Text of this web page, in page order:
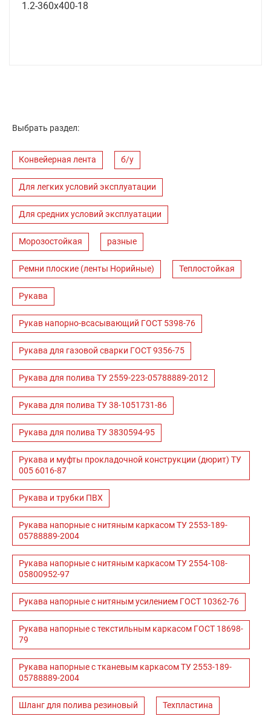
1.2-360х400-18
Выбрать раздел:
Конвейерная лента б/у
Для легких условий эксплуатации
Для средних условий эксплуатации
Морозостойкая разные
Ремни плоские (ленты Норийные) Теплостойкая
Рукава
Рукав напорно-всасывающий ГОСТ 5398-76
Рукава для газовой сварки ГОСТ 9356-75
Рукава для полива ТУ 2559-223-05788889-2012
Рукава для полива ТУ 38-1051731-86
Рукава для полива ТУ 3830594-95
Рукава и муфты прокладочной конструкции (дюрит) ТУ
005 6016-87
Рукава и трубки ПВХ
Рукава напорные с нитяным каркасом ТУ 2553-189-
05788889-2004
Рукава напорные с нитяным каркасом ТУ 2554-108-
05800952-97
Рукава напорные с нитяным усилением ГОСТ 10362-76
Рукава напорные с текстильным каркасом ГОСТ 18698-
79
Рукава напорные с тканевым каркасом ТУ 2553-189-
05788889-2004
Шланг для полива резиновый Техпластина